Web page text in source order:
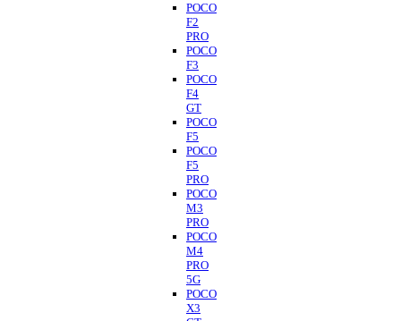
POCO
F2
PRO
POCO
F3
POCO
F4
GT
POCO
F5
POCO
F5
PRO
POCO
M3
PRO
POCO
M4
PRO
5G
POCO
X3